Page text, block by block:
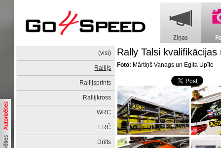
(visi)
Rallijs
Rallijsprints
Rallijkross
WRC
ERČ
Drifts
Rally Talsi
Foto: Mārtiņš Vanags un Egita Upīte